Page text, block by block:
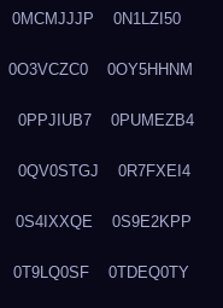
0MCMJJJP 0N1LZI50
0O3VCZC0 0OY5HHNM
0PPJIUB7 0PUMEZB4
0QV0STGJ 0R7FXEI4
0S4IXXQE 0S9E2KPP
0T9LQ0SF 0TDEQ0TY